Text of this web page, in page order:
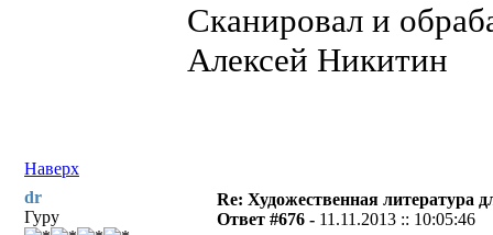
Сканировал и
Алексей Никитин
Наверх
dr
Гуру
Re: Художественная литература
Ответ #676 - 11.11.2013 :: 10:05:46